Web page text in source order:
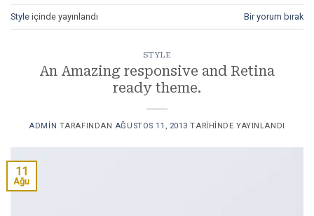
Style içinde yayınlandı Bir yorum bırak
STYLE
An Amazing responsive and Retina
ready theme.
ADMIN TARAFINDAN AĞUSTOS 11, 2013 TARIHINDE YAYINLANDI
11
Ağu